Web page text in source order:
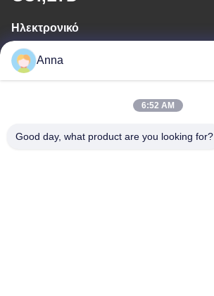
Ηλεκτρονικό
wfmbeide@163.com
Η διεύθυνσή μας
Anna
6:52 AM
Good day, what product are you looking for?